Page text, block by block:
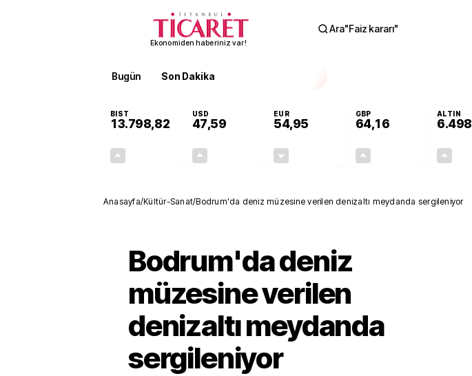
Ekonomiden haberiniz var!
Ara"Faiz kararı"
Bugün Son Dakika
BIST
13.798,82
USD
47,59
EUR
54,95
GBP
64,16
ALTIN
6.498
Anasayfa/Kültür-Sanat/Bodrum'da deniz müzesine verilen denizaltı meydanda sergileniyor
Bodrum'da deniz
müzesine verilen
denizaltı meydanda
sergileniyor